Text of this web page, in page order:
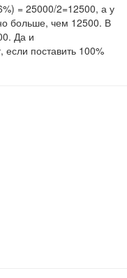
= 25000/2=12500, а у
больше, чем 12500. В
Да и
поставить 100%